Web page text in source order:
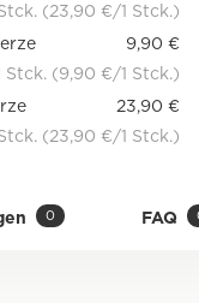
(23,90 €/1 Stck.)
9,90 €
Stck. (9,90 €/1 Stck.)
23,90 €
(23,90 €/1 Stck.)
0 FAQ